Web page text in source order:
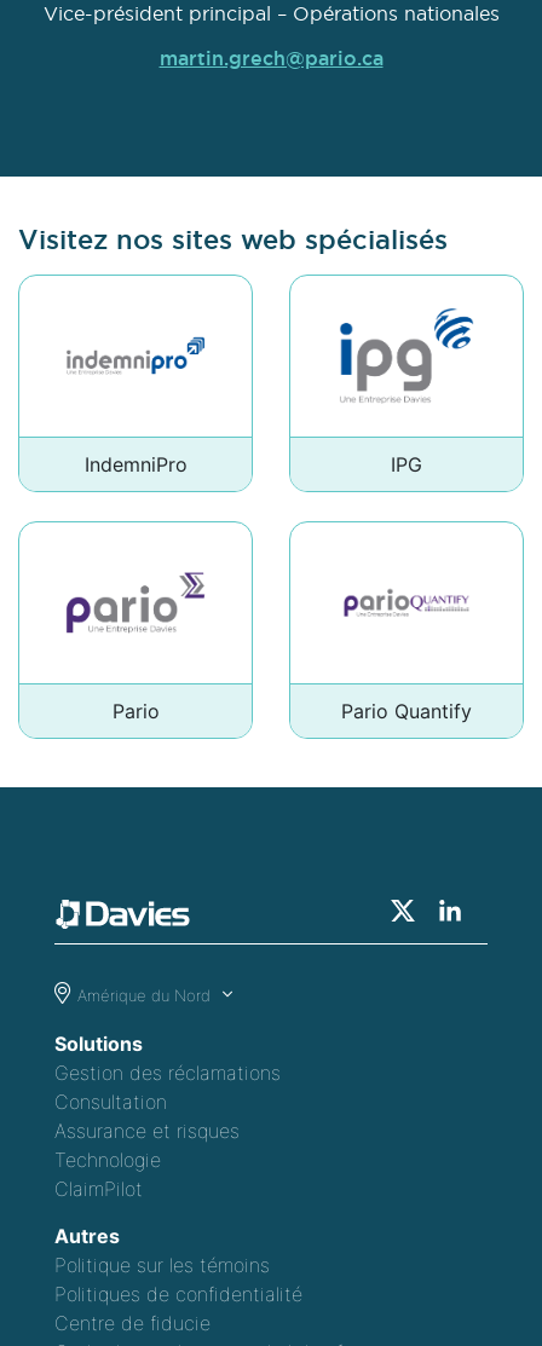
Vice-président principal – Opérations nationales
martin.grech@pario.ca
Visitez nos sites web spécialisés
IndemniPro IPG
Pario Pario Quantify
Amérique du Nord
Solutions
Gestion des réclamations
Consultation
Assurance et risques
Technologie
ClaimPilot
Autres
Politique sur les témoins
Politiques de confidentialité
Centre de fiducie